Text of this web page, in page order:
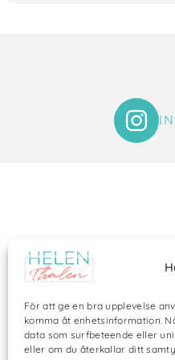
För att ge en bra upplevelse
komma åt enhetsinformation.
data som surfbeteende eller
eller om du återkallar ditt